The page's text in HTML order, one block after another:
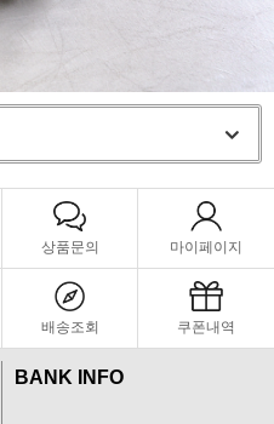
상품문의 마이페이지
배송조회 쿠폰내역
BANK INFO